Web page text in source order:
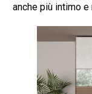
anche più intimo